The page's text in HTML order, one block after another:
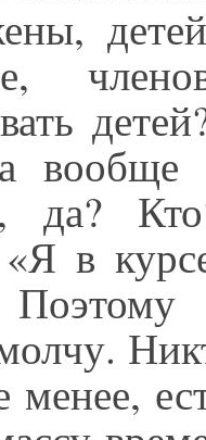
вообще
да?
«Я в
менее,